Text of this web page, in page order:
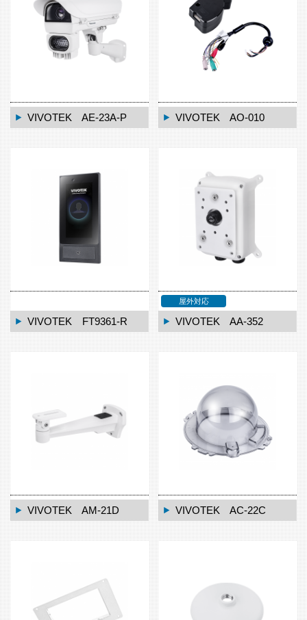
VIVOTEK AE-23A-P VIVOTEK AO-010
VIVOTEK FT9361-R
屋外対応
VIVOTEK AA-352
VIVOTEK AM-21D VIVOTEK AC-22C